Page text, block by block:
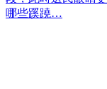
哪些蹊蹺…